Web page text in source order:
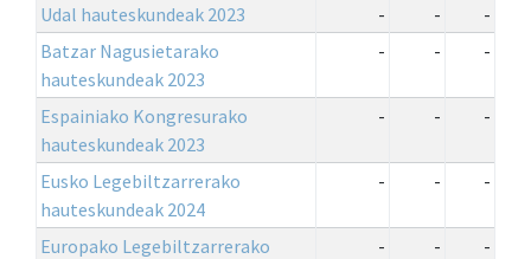
Udal hauteskundeak 2023 - -
-
Batzar Nagusietarako
hauteskundeak 2023
- - -
Espainiako Kongresurako
hauteskundeak 2023
- - -
Eusko Legebiltzarrerako
hauteskundeak 2024
- - -
Europako Legebiltzarrerako
- - -